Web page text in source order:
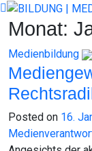
Skip
content
Monat:
Medienbildung
Posted on 16.